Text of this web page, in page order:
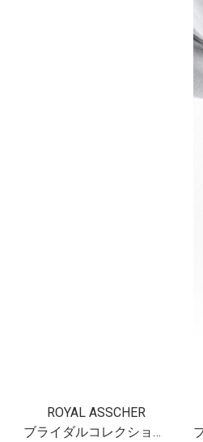
ROYAL ASSCHER
ブライダルコレクション フロリアード